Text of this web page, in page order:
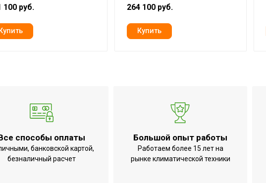
Да
Да
Да
100 руб. 264 100 руб.
способы оплаты
банковской картой,
безналичный расчет
Большой опыт работы
Работаем более 15 лет на
рынке климатической техники